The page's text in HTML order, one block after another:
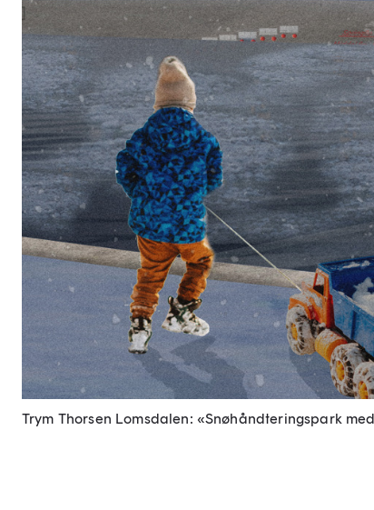
Trym Thorsen Lomsdalen: «Snøhåndteringspark